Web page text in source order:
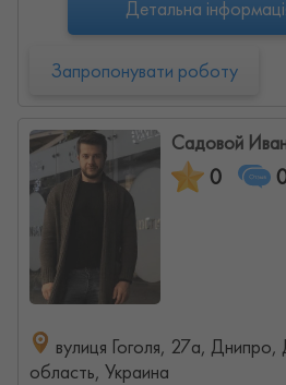
Детальна
Запропонувати роботу
Садовой
0
вулиця Гоголя, 27а, Днипро,
область, Украина